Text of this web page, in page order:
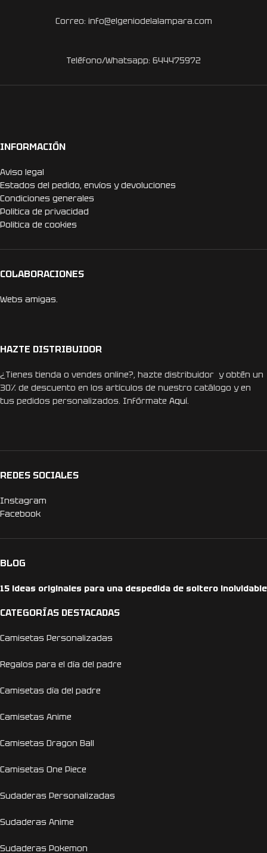
Correo: info@elgeniodelalampara.com
Teléfono/Whatsapp: 644475972
INFORMACIÓN
Aviso legal
Estados del pedido, envíos y devoluciones
Condiciones generales
Politica de privacidad
Politica de cookies
COLABORACIONES
Webs amigas.
HAZTE DISTRIBUIDOR
¿Tienes tienda o vendes online?, hazte distribuidor y obtén un
30% de descuento en los artículos de nuestro catálogo y en
tus pedidos personalizados. Infórmate Aquí.
REDES SOCIALES
Instagram
Facebook
BLOG
15 ideas originales para una despedida de soltero inolvidable
CATEGORÍAS DESTACADAS
Camisetas Personalizadas
Regalos para el día del padre
Camisetas día del padre
Camisetas Anime
Camisetas Dragon Ball
Camisetas One Piece
Sudaderas Personalizadas
Sudaderas Anime
Sudaderas Pokemon